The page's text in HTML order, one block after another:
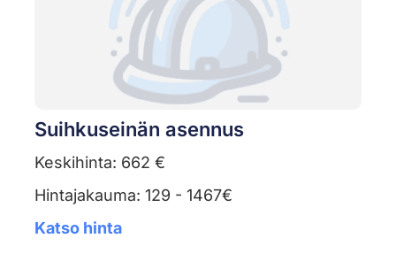
Suihkuseinän asennus
Keskihinta: 662 €
Hintajakauma: 129 - 1467€
Katso hinta